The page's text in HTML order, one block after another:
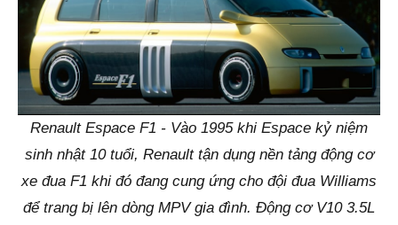
Renault Espace F1 - Vào 1995 khi Espace kỷ niệm
sinh nhật 10 tuổi, Renault tận dụng nền tảng động cơ
xe đua F1 khi đó đang cung ứng cho đội đua Williams
để trang bị lên dòng MPV gia đình. Động cơ V10 3.5L